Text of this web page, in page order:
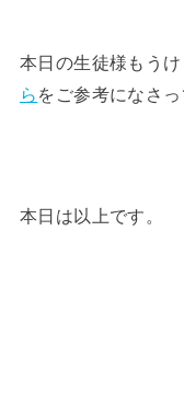
本日の生徒様もう
ら をご参考になさっ
本日は以上です。